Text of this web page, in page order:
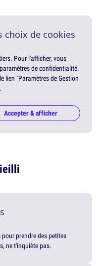
choix de cookies
Pour l'afficher, vous
de confidentialité.
lien "Paramètres de Gestion
Accepter & afficher
prendre des petites
ne t'inquiète pas.